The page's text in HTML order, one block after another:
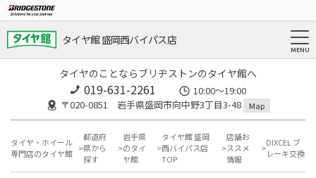
タイヤ館 盛岡西バイパス店
タイヤのことならブリヂストンのタイヤ館へ
019-631-2261
10:00～19:00
〒020-0851 岩手県盛岡市向中野3丁目3-48
Map
タイヤ・ホイール
専門店のタイヤ館
都道府
県から
探す
岩手県
のタイ
ヤ館
タイヤ館 盛岡
西バイパス店
TOP
店舗お
ススメ
情報
DIXCEL ブ
レーキ交換